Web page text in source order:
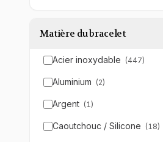
Matière du bracelet
Acier inoxydable (447)
Aluminium (2)
Argent (1)
Caoutchouc / Silicone (18)